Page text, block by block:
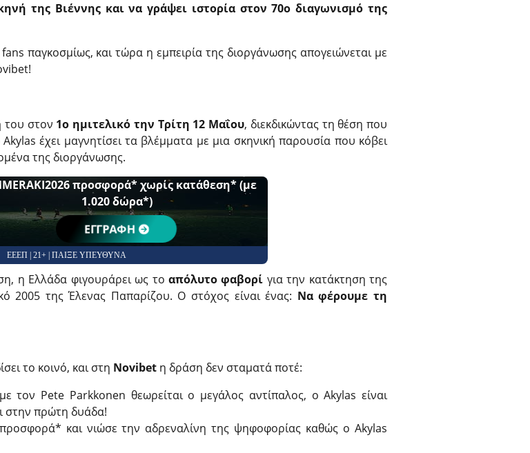
της Βιέννης και να γράψει ιστορία στον 70ο διαγωνισμό της
παγκοσμίως, και τώρα η εμπειρία της διοργάνωσης απογειώνεται με
του στον 1ο ημιτελικό την Τρίτη 12 Μαΐου, διεκδικώντας τη θέση που
έχει μαγνητίσει τα βλέμματα με μια σκηνική παρουσία που κόβει
της διοργάνωσης.
προσφορά* χωρίς κατάθεση* (με
1.020 δώρα*)
ΕΓΓΡΑΦΗ
ΕΕΕΠ | 21+ | ΠΑΙΞΕ ΥΠΕΥΘΥΝΑ
η Ελλάδα φιγουράρει ως το απόλυτο φαβορί για την κατάκτηση της
2005 της Έλενας Παπαρίζου. Ο στόχος είναι ένας: Να φέρουμε τη
το κοινό, και στη Novibet η δράση δεν σταματά ποτέ:
τον Pete Parkkonen θεωρείται ο μεγάλος αντίπαλος, ο Akylas είναι
στην πρώτη δυάδα!
και νιώσε την αδρεναλίνη της ψηφοφορίας καθώς ο Akylas